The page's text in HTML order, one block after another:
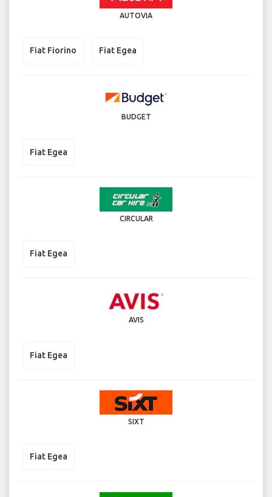
AUTOVIA
Fiat Fiorino Fiat Egea
BUDGET
Fiat Egea
CIRCULAR
Fiat Egea
AVIS
Fiat Egea
SIXT
Fiat Egea